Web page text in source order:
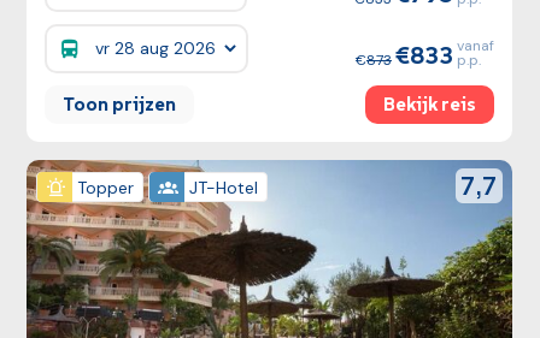
Prijzen: 873 833 vanaf
p.p.
Toon prijzen Bekijk reis
Topper JT-Hotel 7,7
Bekijk reis